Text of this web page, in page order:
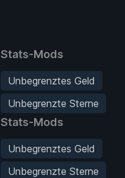
Stats-Mods
Unbegrenztes Geld
Unbegrenzte Sterne
Stats-Mods
Unbegrenztes Geld
Unbegrenzte Sterne